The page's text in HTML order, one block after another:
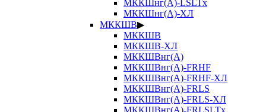
МККШнг(А)-LSLTx
МККШнг(А)-ХЛ
МККШВ▶
МККШВ
МККШВ-ХЛ
МККШВнг(А)
МККШВнг(А)-FRHF
МККШВнг(А)-FRHF-ХЛ
МККШВнг(А)-FRLS
МККШВнг(А)-FRLS-ХЛ